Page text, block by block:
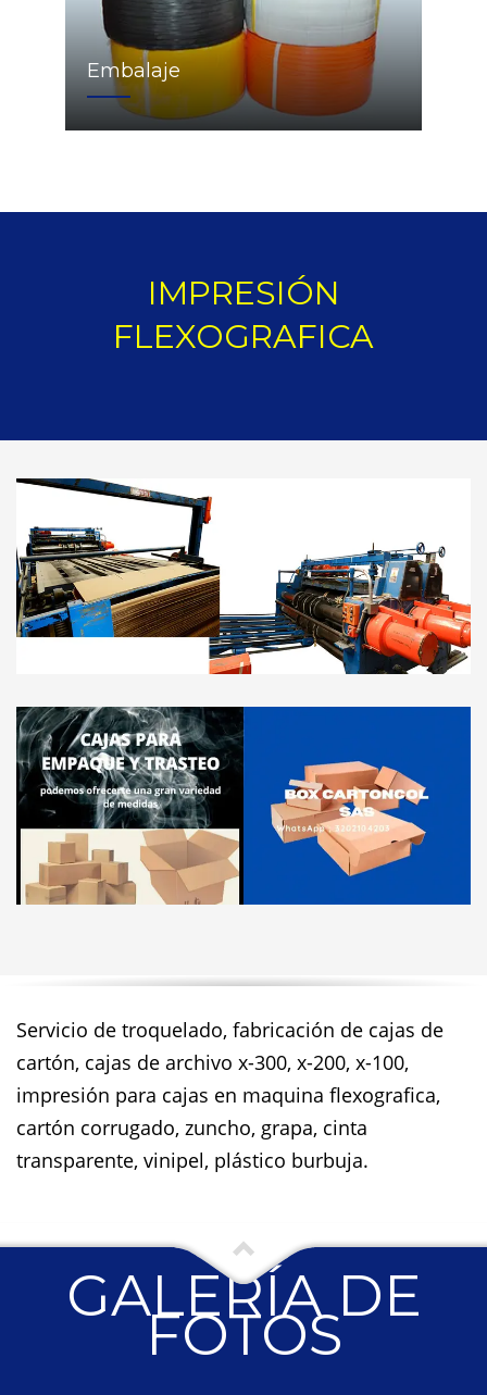
Embalaje
IMPRESIÓN
FLEXOGRAFICA
Servicio de troquelado, fabricación de cajas de
cartón, cajas de archivo x-300, x-200, x-100,
impresión para cajas en maquina flexografica,
cartón corrugado, zuncho, grapa, cinta
transparente, vinipel, plástico burbuja.
GALERÍA DE
FOTOS